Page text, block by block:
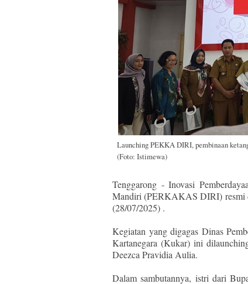
Launching PEKKA DIRI, pembinaan
(Foto: Istimewa)
Tenggarong - Inovasi
Mandiri (PERKAKAS DIRI) resmi
(28/07/2025) .
Kegiatan yang digagas Dinas
Kartanegara (Kukar) ini
Deezca Pravidia Aulia.
Dalam sambutannya, istri dari